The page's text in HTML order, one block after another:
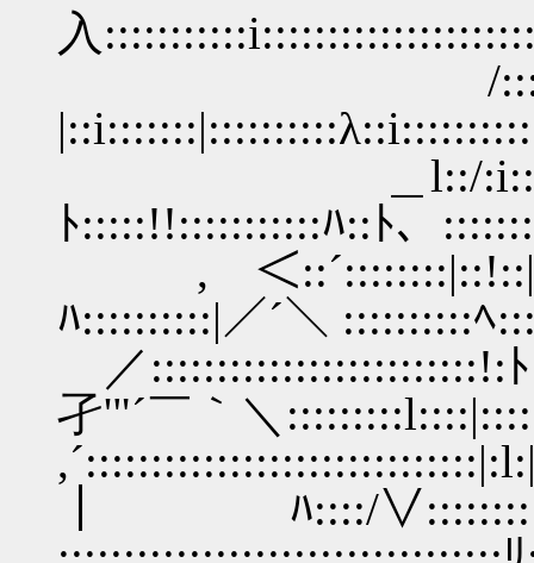
入
/
＿l::/
ﾄ:::::!!:::::::::::ﾊ::ﾄ、
, ＜
ﾊ::::::::::|／´＼ ::::::::::ﾍ
／:::::::::::::::::::::::::!:
孑'"´￣｀＼
｜ ﾊ::::/